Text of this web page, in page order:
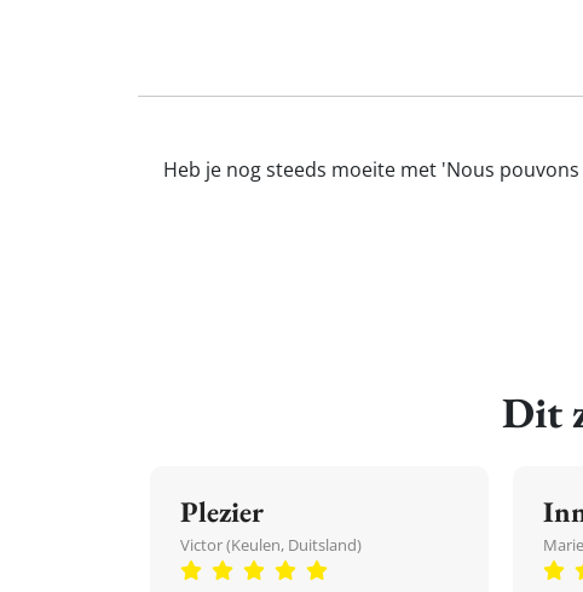
Heb je nog steeds moeite met 'Nous
Dit
Plezier
Victor (Keulen, Duitsland)